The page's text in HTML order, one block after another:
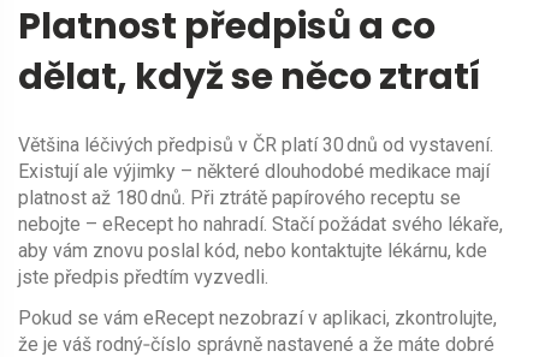
Platnost předpisů a co
dělat, když se něco ztratí
Většina léčivých předpisů v ČR platí 30 dnů od vystavení.
Existují ale výjimky – některé dlouhodobé medikace mají
platnost až 180 dnů. Při ztrátě papírového receptu se
nebojte – eRecept ho nahradí. Stačí požádat svého lékaře,
aby vám znovu poslal kód, nebo kontaktujte lékárnu, kde
jste předpis předtím vyzvedli.
Pokud se vám eRecept nezobrazí v aplikaci, zkontrolujte,
že je váš rodný‑číslo správně nastavené a že máte dobré